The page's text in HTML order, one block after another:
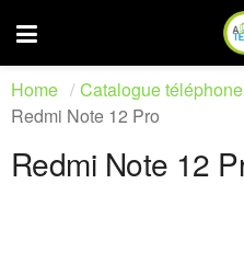
Home Catalogue téléphone
Redmi Note 12 Pro
Redmi Note 12